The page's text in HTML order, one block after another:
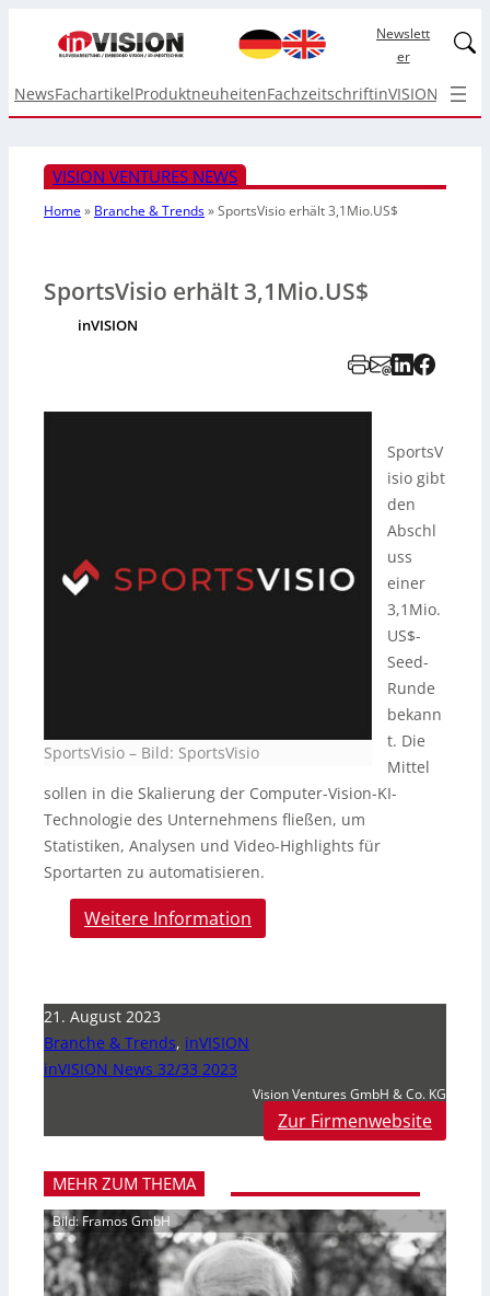
Newslett
er
NewsFachartikelProduktneuheitenFachzeitschriftinVISION Top
VISION VENTURES NEWS
Home» Branche & Trends»SportsVisio erhält 3,1Mio.US$
SportsVisio erhält 3,1Mio.US$
inVISION
SportsVisio – Bild: SportsVisio
SportsV
isio gibt
den
Abschl
uss
einer
3,1Mio.
US$-
Seed-
Runde
bekann
t. Die
Mittel
sollen in die Skalierung der Computer-Vision-KI-
Technologie des Unternehmens fließen, um
Statistiken, Analysen und Video-Highlights für
Sportarten zu automatisieren.
Weitere Information
21. August 2023
Branche & Trends, inVISION
inVISION News 32/33 2023
Vision Ventures GmbH & Co. KG
Zur Firmenwebsite
MEHR ZUM THEMA
Bild: Framos GmbH